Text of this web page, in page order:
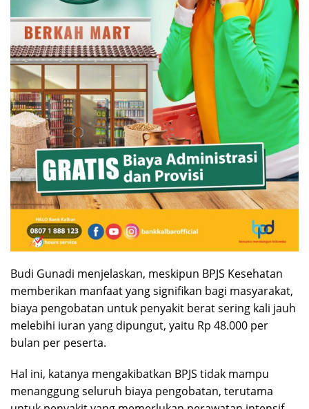
Budi Gunadi menjelaskan, meskipun BPJS Kesehatan
memberikan manfaat yang signifikan bagi masyarakat,
biaya pengobatan untuk penyakit berat sering kali jauh
melebihi iuran yang dipungut, yaitu Rp 48.000 per
bulan per peserta.
Hal ini, katanya mengakibatkan BPJS tidak mampu
menanggung seluruh biaya pengobatan, terutama